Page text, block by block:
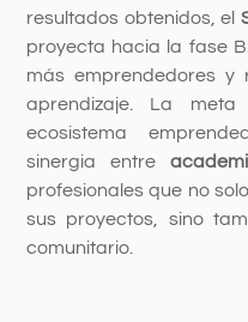
resultados obtenidos, el
proyecta hacia la fase
más emprendedores y
aprendizaje. La
ecosistema
sinergia entre
profesionales que no
sus proyectos, sino
comunitario.